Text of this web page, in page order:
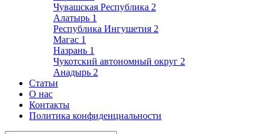
Чувашская Республика 2
Алатырь 1
Республика Ингушетия 2
Магас 1
Назрань 1
Чукотский автономный округ 2
Анадырь 2
Статьи
О нас
Контакты
Политика конфиденциальности